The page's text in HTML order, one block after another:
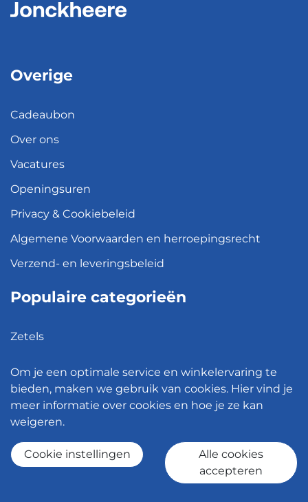
Overige
Cadeaubon
Over ons
Vacatures
Openingsuren
Privacy & Cookiebeleid
Algemene Voorwaarden en herroepingsrecht
Verzend- en leveringsbeleid
Populaire categorieën
Zetels
Hanglampen
Bureaustoelen
© 2026 - Meubelen Jonckheere -
Om je een optimale service en winkelervaring te
bieden, maken we gebruik van cookies. Hier vind je
meer informatie over cookies en hoe je ze kan
weigeren.
Cookie instellingen
Alle cookies
accepteren